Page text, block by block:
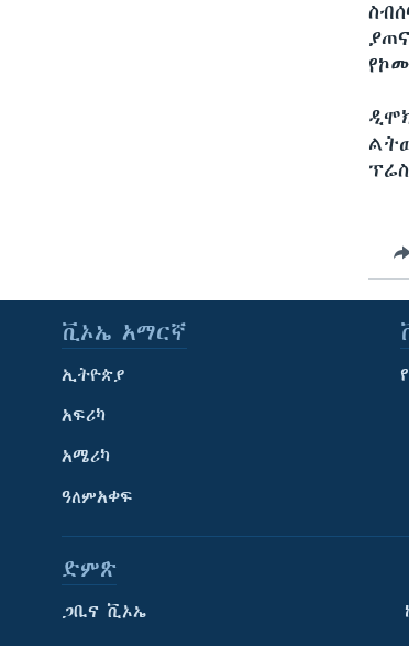
ቪኦኤ አማርኛ
ኢትዮጵያ
አፍሪካ
አሜሪካ
ዓለምአቀፍ
ድምጽ
ጋቢና ቪኦኤ